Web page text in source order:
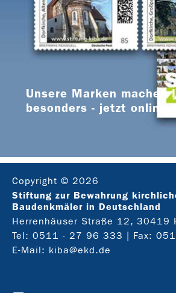
Unsere Marken machen
besonders - jetzt online
Copyright © 2026
Stiftung zur Bewahrung
Baudenkmäler in Deutschland
Herrenhäuser Straße 12, 30419
Tel: 0511 - 27 96 333
| Fax:
E-Mail: kiba@ekd.de